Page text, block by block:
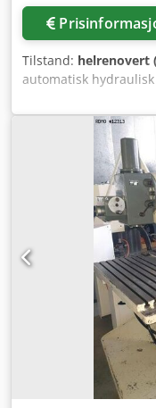
Tilstand: helrenovert
automatisk hydraulisk
NC EVO
45° til +60° Cedpfsul
halvautomatisk-
Kappehastighet: 15-
– rund 300 mm –
Mål:
Maskinen er